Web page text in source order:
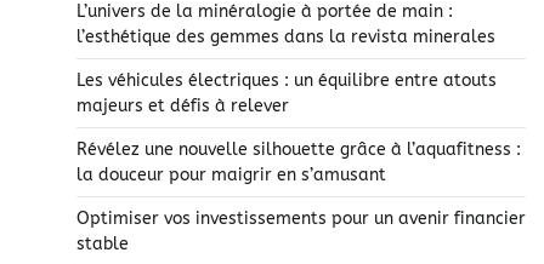
L’univers de la minéralogie à portée de main :
l’esthétique des gemmes dans la revista minerales
Les véhicules électriques : un équilibre entre atouts
majeurs et défis à relever
Révélez une nouvelle silhouette grâce à l’aquafitness :
la douceur pour maigrir en s’amusant
Optimiser vos investissements pour un avenir financier
stable